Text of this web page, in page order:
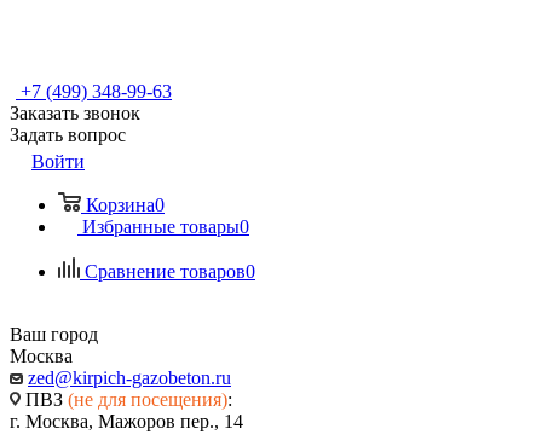
+7 (499) 348-99-63
Заказать звонок
Задать вопрос
Войти
Корзина0
Избранные товары0
Сравнение товаров0
Ваш город
Москва
zed@kirpich-gazobeton.ru
ПВЗ (не для посещения):
г. Москва, Мажоров пер., 14